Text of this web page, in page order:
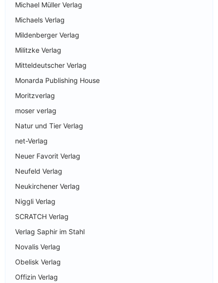
Michael Müller Verlag
Michaels Verlag
Mildenberger Verlag
Militzke Verlag
Mitteldeutscher Verlag
Monarda Publishing House
Moritzverlag
moser verlag
Natur und Tier Verlag
net-Verlag
Neuer Favorit Verlag
Neufeld Verlag
Neukirchener Verlag
Niggli Verlag
SCRATCH Verlag
Verlag Saphir im Stahl
Novalis Verlag
Obelisk Verlag
Offizin Verlag